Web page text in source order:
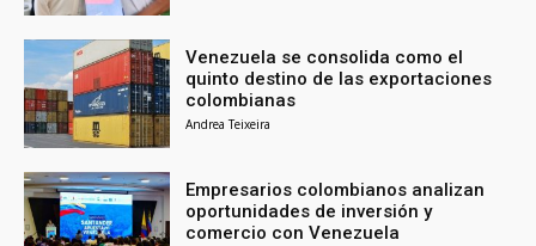
Venezuela se consolida como el
quinto destino de las exportaciones
colombianas
Andrea Teixeira
Empresarios colombianos analizan
oportunidades de inversión y
comercio con Venezuela